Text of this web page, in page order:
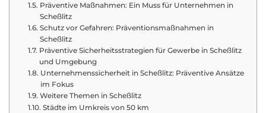
Präventive Maßnahmen: Ein Muss für Unternehmen in
Scheßlitz
Schutz vor Gefahren: Präventionsmaßnahmen in
Scheßlitz
Präventive Sicherheitsstrategien für Gewerbe in Scheßlitz
und Umgebung
Unternehmenssicherheit in Scheßlitz: Präventive Ansätze
im Fokus
Weitere Themen in Scheßlitz
Städte im Umkreis von 50 km